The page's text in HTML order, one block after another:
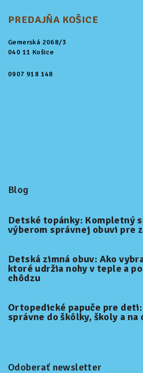
PREDAJŇA KOŠICE
Gemerská 2068/3
040 11 Košice
0907 918 148
Blog
Detské topánky: Kompletný
výberom správnej obuvi pre
Detská zimná obuv: Ako
ktoré udržia nohy v teple a
chôdzu
Ortopedické papuče pre
správne do škôlky, školy a na
Odoberať newsletter